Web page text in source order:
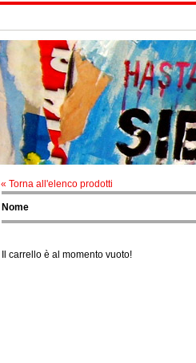
« Torna all'elenco prodotti
Nome
Il carrello è al momento vuoto!